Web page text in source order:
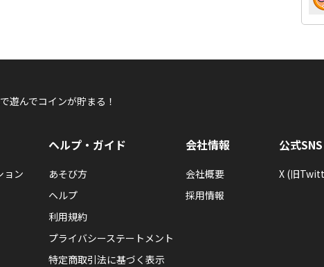
遊んでコインが貯まる！
ョン
ヘルプ・ガイド
あそび方
ヘルプ
利用規約
プライバシーステートメント
特定商取引法に基づく表示
会社情報
会社概要
採用情報
公式SNS
X (旧